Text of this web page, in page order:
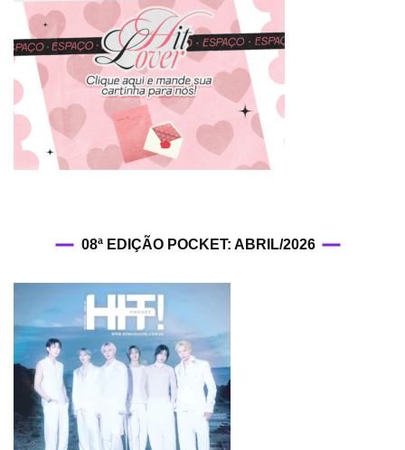
em
nome
do
grupo
08ª EDIÇÃO POCKET: ABRIL/2026